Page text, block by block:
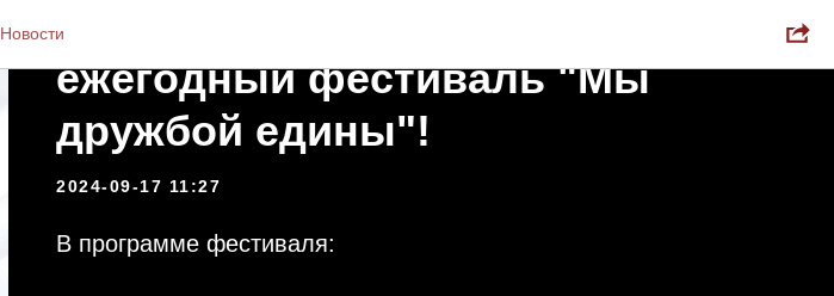
Новости❗Приглашаем вас на
ежегодный фестиваль "Мы
дружбой едины"!
2024-09-17 11:27
В программе фестиваля: